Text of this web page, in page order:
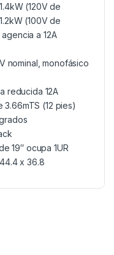
(120V de
(100V de
a 12A
nominal, monofásico
reducida 12A
(12 pies)
19″ ocupa 1UR
x 36.8